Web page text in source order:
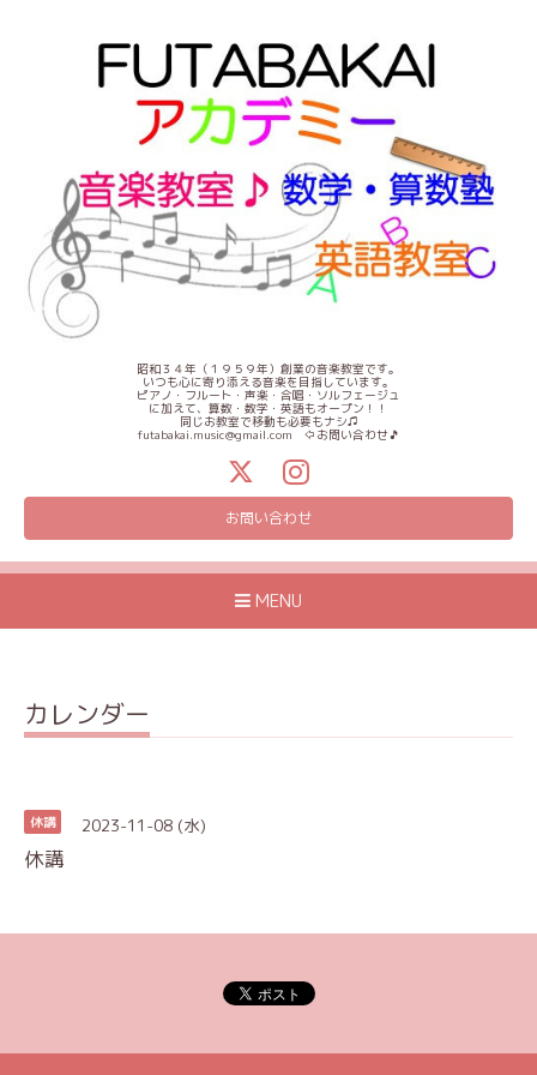
昭和３４年（１９５９年）創業の音楽教室です。
いつも心に寄り添える音楽を目指しています。
ピアノ・フルート・声楽・合唱・ソルフェージュ
に加えて、算数・数学・英語もオープン！！
同じお教室で移動も必要もナシ♫
futabakai.music@gmail.com ⇦お問い合わせ🎵
お問い合わせ
MENU
カレンダー
休講 2023-11-08 (水)
休講